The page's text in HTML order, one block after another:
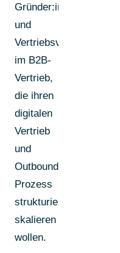
Gründer:innen
und
Vertriebsverantwortliche
im B2B-
Vertrieb,
die ihren
digitalen
Vertrieb
und
Outbound-
Prozess
strukturiert
skalieren
wollen.